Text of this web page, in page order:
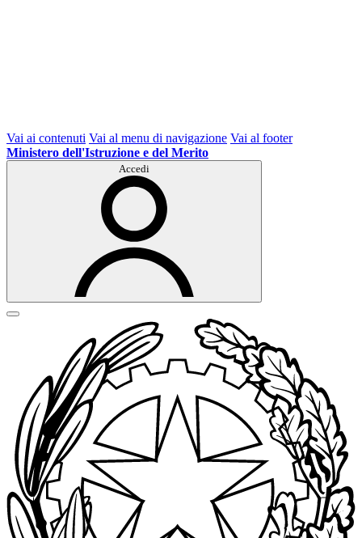
Vai ai contenuti Vai al menu di navigazione Vai al footer
Ministero dell'Istruzione e del Merito
Accedi